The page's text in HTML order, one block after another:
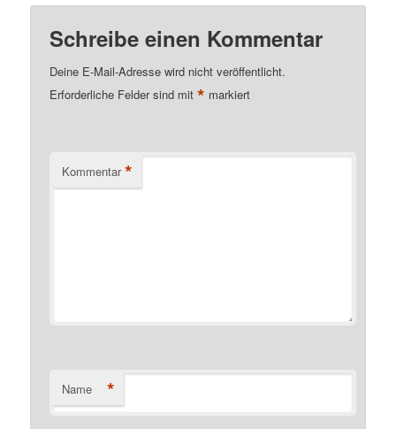
Schreibe einen Kommentar
Deine E-Mail-Adresse wird nicht veröffentlicht.
Erforderliche Felder sind mit* markiert
Kommentar *
Name *